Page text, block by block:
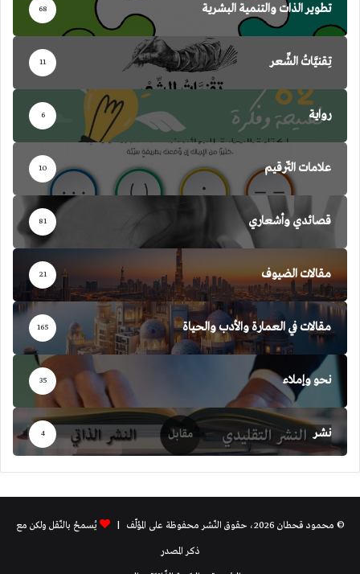
تطوير الذات والتنمية البشرية 68
تِقنيَّاتُ الشِّعر 11
رواية 6
علامات التّرقيم 10
قصائدي وأشعاري 81
مقالات الضيوف 21
مقالات في العمارة والأدب والحياة 165
نحو وإملاء 35
نشر 4
© محمود قحطان 2026، حقوق النّشر محفوظة على المؤلّف |
يُسمحُ بالنّقل ولكن مع
ذكر المصدر